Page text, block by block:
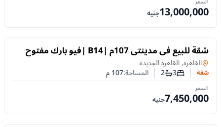
13,000,000جنيه
للبيع شقة للبيع في مدينتي 107م |B14 |فيو بارك مفتوح
وبجانب الخدمات
شقةفي
القاهرة, القاهرة الجديدة
شقة عدد غرف النوم
3عدد الحمامات
2 المساحة:107م
السعر
7,450,000جنيه